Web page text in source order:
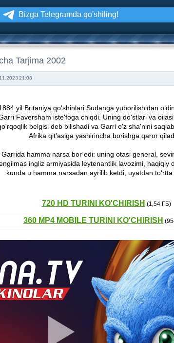
Bizga Telegramda qo'shiling!
Tarjima 2002
21:08
yil Britaniya qo'shinlari Sudanga yuborilishidan
Faversham iste'foga chiqdi. Uning do'stlari va
belgisi deb bilishadi va Garri o'z sha'nini
Afrika qit'asiga yashirincha borishga qaror qiladi
Garrida hamma narsa bor edi: uning otasi general,
ingliz armiyasida leytenantlik lavozimi, haqiqiy
kunda u hamma narsadan ayrilib ketdi, uyatdan to'rtta
720 HD TURINI KO'CHIRISH (1,54 ГБ)
360 MP4 MOBILE TURINI KO'CHIRISH